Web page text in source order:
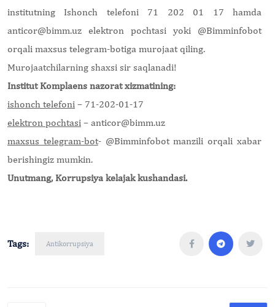
institutning Ishonch telefoni 71 202 01 17 hamda
anticor@bimm.uz elektron pochtasi yoki @Bimminfobot
orqali maxsus telegram-botiga murojaat qiling.
Murojaatchilarning shaxsi sir saqlanadi!
Institut Komplaens nazorat xizmatining:
ishonch telefoni – 71-202-01-17
elektron pochtasi – anticor@bimm.uz
maxsus telegram-bot- @Bimminfobot manzili orqali xabar
berishingiz mumkin.
Unutmang, Korrupsiya kelajak kushandasi.
Tags: Antikorrupsiya